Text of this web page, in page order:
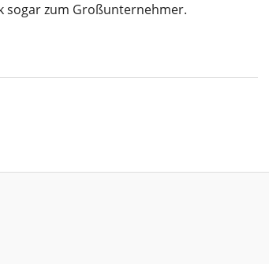
sogar zum Großunternehmer.